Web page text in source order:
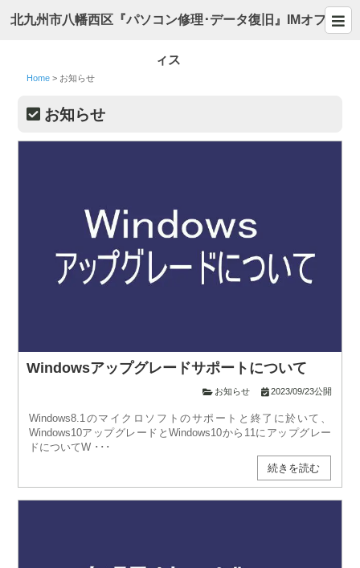
北九州市八幡西区『パソコン修理･データ復旧』IMオフ
ィス
Home > お知らせ
お知らせ
Windowsアップグレードサポートについて
お知らせ 2023/09/23公開
Windows8.1のマイクロソフトのサポートと終了に於いて、
Windows10アップグレードとWindows10から11にアップグレー
ドについてW ･･･
続きを読む